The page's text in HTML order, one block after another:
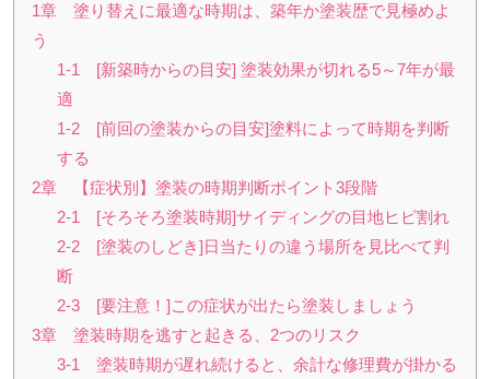
1章 塗り替えに最適な時期は、築年か塗装歴で見極めよ
う
1-1 [新築時からの目安] 塗装効果が切れる5～7年が最
適
1-2 [前回の塗装からの目安]塗料によって時期を判断
する
2章 【症状別】塗装の時期判断ポイント3段階
2-1 [そろそろ塗装時期]サイディングの目地ヒビ割れ
2-2 [塗装のしどき]日当たりの違う場所を見比べて判
断
2-3 [要注意！]この症状が出たら塗装しましょう
3章 塗装時期を逃すと起きる、2つのリスク
3-1 塗装時期が遅れ続けると、余計な修理費が掛かる